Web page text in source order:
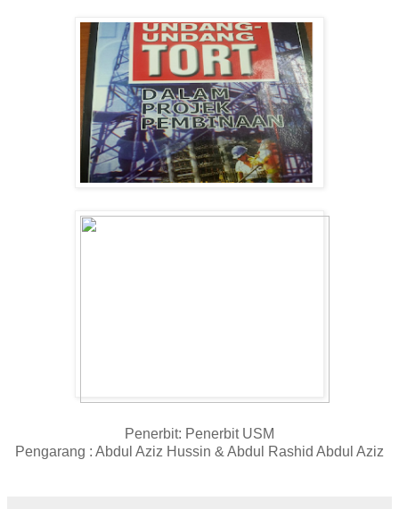
Penerbit: Penerbit USM
Pengarang : Abdul Aziz Hussin & Abdul Rashid Abdul Aziz